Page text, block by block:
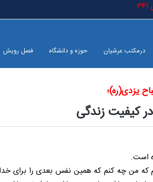
درمکتب عرشیان حوزه و دانشگاه فصل رویش
یزدی(ره)؛
کیفیت زندگی
است.
من چه کنم که همین نفس بعدی را برای